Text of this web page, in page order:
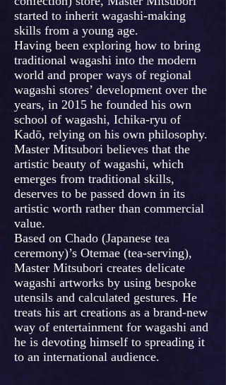
started to inherit wagashi-making
skills from a young age.
Having been exploring how to bring
traditional wagashi into the modern
world and proper ways of regional
wagashi stores’ development over the
years, in 2015 he founded his own
school of wagashi, Ichika-ryu of
Kadō, relying on his own philosophy.
Master Mitsubori believes that the
artistic beauty of wagashi, which
emerges from traditional skills,
deserves to be passed down in its
artistic worth rather than commercial
value.
Based on Chado (Japanese tea
ceremony)’s Otemae (tea-serving),
Master Mitsubori creates delicate
wagashi artworks by using bespoke
utensils and calculated gestures. He
treats his art creations as a brand-new
way of entertainment for wagashi and
he is devoting himself to spreading it
to an international audience.